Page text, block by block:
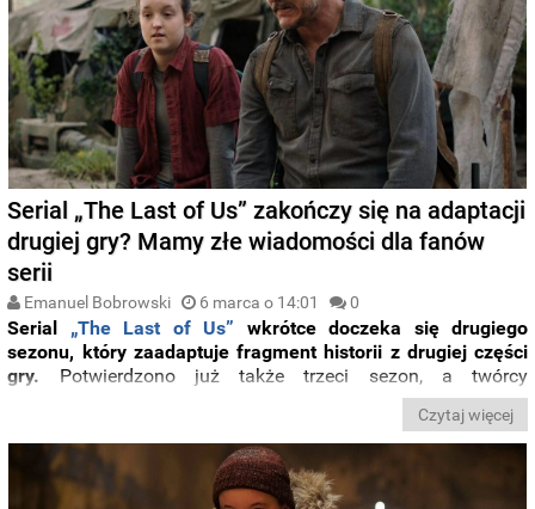
Serial „The Last of Us” zakończy się na adaptacji
drugiej gry? Mamy złe wiadomości dla fanów
serii
Emanuel Bobrowski 6 marca o 14:01 0
Serial „The Last of Us” wkrótce doczeka się drugiego
sezonu, który zaadaptuje fragment historii z drugiej części
gry. Potwierdzono już także trzeci sezon, a twórcy
wspominają również o czwartej serii. Wszystko jednak
wydarzenia przedstawione w serialu
nigdy nie wyjdą poza ramy historii opowiedzianej w„The
Last of Us Part II”
, a ku temu istnieje solidny powód –
część gry najprawdopodobniej nigdy nie powstanie.
Czytaj więcej